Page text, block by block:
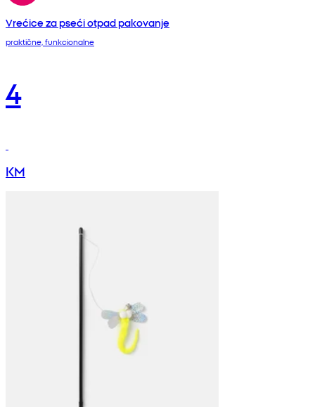
Vrećice za pseći otpad pakovanje
praktične, funkcionalne
4
KM